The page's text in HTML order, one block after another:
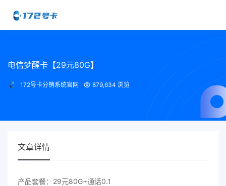
电信梦醒卡【29元80G】
172号卡分销系统官网 879,634 浏览
文章详情
产品套餐：29元80G+通话0.1